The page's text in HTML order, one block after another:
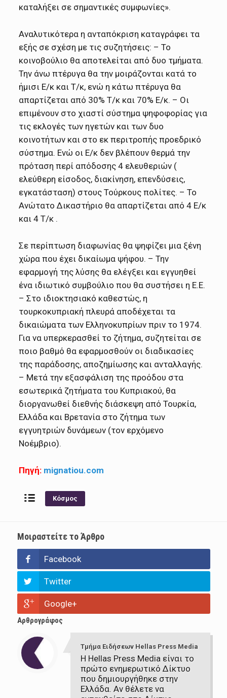
καταλήξει σε σημαντικές συμφωνίες».
Αναλυτικότερα η ανταπόκριση καταγράφει τα
εξής σε σχέση με τις συζητήσεις: – Το
κοινοβούλιο θα αποτελείται από δυο τμήματα.
Την άνω πτέρυγα θα την μοιράζονται κατά το
ήμισι Ε/κ και Τ/κ, ενώ η κάτω πτέρυγα θα
απαρτίζεται από 30% Τ/κ και 70% Ε/κ. – Οι
επιμένουν στο χιαστί σύστημα ψηφοφορίας για
τις εκλογές των ηγετών και των δυο
κοινοτήτων και στο εκ περιτροπής προεδρικό
σύστημα. Ενώ οι Ε/κ δεν βλέπουν θερμά την
πρόταση περί απόδοσης 4 ελευθεριών (
ελεύθερη είσοδος, διακίνηση, επενδύσεις,
εγκατάσταση) στους Τούρκους πολίτες. – Το
Ανώτατο Δικαστήριο θα απαρτίζεται από 4 Ε/κ
και 4 Τ/κ .
Σε περίπτωση διαφωνίας θα ψηφίζει μια ξένη
χώρα που έχει δικαίωμα ψήφου. – Την
εφαρμογή της λύσης θα ελέγξει και εγγυηθεί
ένα ιδιωτικό συμβούλιο που θα συστήσει η Ε.Ε.
– Στο ιδιοκτησιακό καθεστώς, η
τουρκοκυπριακή πλευρά αποδέχεται τα
δικαιώματα των Ελληνοκυπρίων πριν το 1974.
Για να υπερκερασθεί το ζήτημα, συζητείται σε
ποιο βαθμό θα εφαρμοσθούν οι διαδικασίες
της παράδοσης, αποζημίωσης και ανταλλαγής.
– Μετά την εξασφάλιση της προόδου στα
εσωτερικά ζητήματα του Κυπριακού, θα
διοργανωθεί διεθνής διάσκεψη από Τουρκία,
Ελλάδα και Βρετανία στο ζήτημα των
εγγυητριών δυνάμεων (τον ερχόμενο
Νοέμβριο).
Πηγή: mignatiou.com
Κόσμος
Μοιραστείτε το Άρθρο
Facebook
Twitter
Google+
Αρθρογράφος
Τμήμα Ειδήσεων Hellas Press Media
Η Hellas Press Media είναι το
πρώτο ενημερωτικό Δίκτυο
που δημιουργήθηκε στην
Ελλάδα. Αν θέλετε να